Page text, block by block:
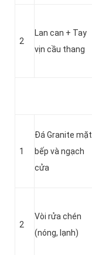
2
Lan can + Tay
vịn cầu thang
1
Đá Granite mặt
bếp và ngạch
cửa
2
Vòi rửa chén
(nóng, lạnh)